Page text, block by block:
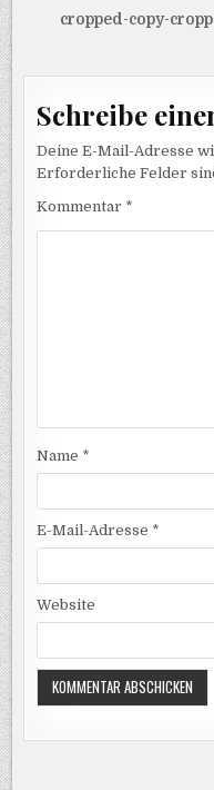
cropped-copy-
Schreibe
Deine E-Mail-Adresse
Erforderliche Felder
Kommentar *
Name *
E-Mail-Adresse *
Website